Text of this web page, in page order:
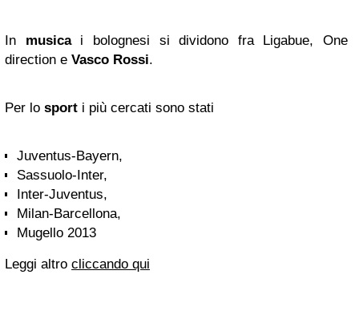
In musicai bolognesi si dividono fra Ligabue, One
direction e Vasco Rossi.
Per lo sport i più cercati sono stati
Juventus-Bayern,
Sassuolo-Inter,
Inter-Juventus,
Milan-Barcellona,
Mugello 2013
Leggi altro cliccando qui